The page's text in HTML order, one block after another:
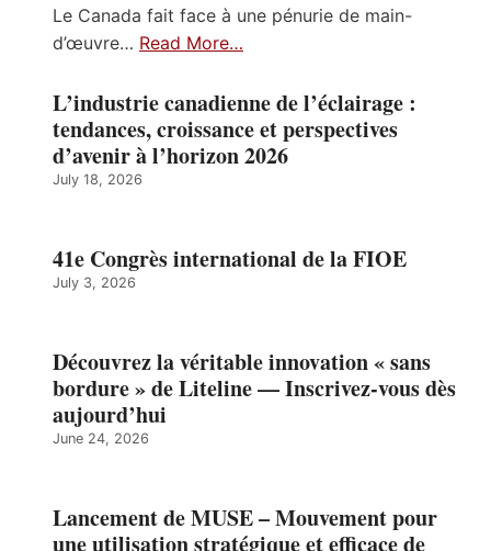
Le Canada fait face à une pénurie de main-
d’œuvre… Read More…
L’industrie canadienne de l’éclairage :
tendances, croissance et perspectives
d’avenir à l’horizon 2026
July 18, 2026
41e Congrès international de la FIOE
July 3, 2026
Découvrez la véritable innovation « sans
bordure » de Liteline — Inscrivez-vous dès
aujourd’hui
June 24, 2026
Lancement de MUSE – Mouvement pour
une utilisation stratégique et efficace de